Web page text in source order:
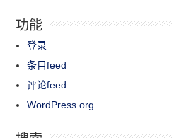
功能
登录
条目feed
评论feed
WordPress.org